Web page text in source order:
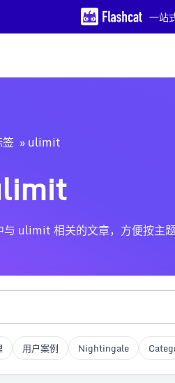
一站
ulimit
ulimit 相关的文章，方便按主
用户案例 Nightingale